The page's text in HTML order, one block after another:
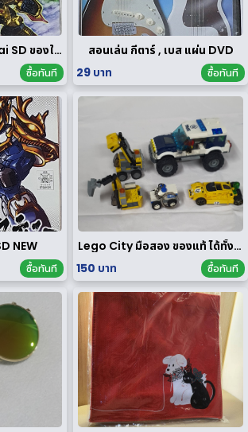
Gundam แท้ bandai SD ของใหม่
ซื้อทันที
สอนเล่น กีตาร์ , เบส แผ่น DVD
29 บาท
ซื้อทันที
NEW
ซื้อทันที
Lego City มือสอง ของแท้ ได้ทั้งหมดตามรูป
150 บาท
ซื้อทันที